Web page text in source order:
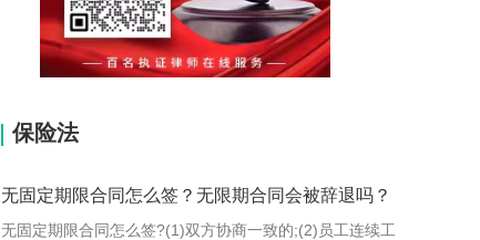
保险法
无固定期限合同怎么签？无限期合同会被辞退吗？
无固定期限合同怎么签?(1)双方协商一致的;(2)员工连续工